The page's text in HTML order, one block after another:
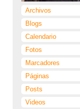
Archivos
Blogs
Calendario
Fotos
Marcadores
Páginas
Posts
Videos